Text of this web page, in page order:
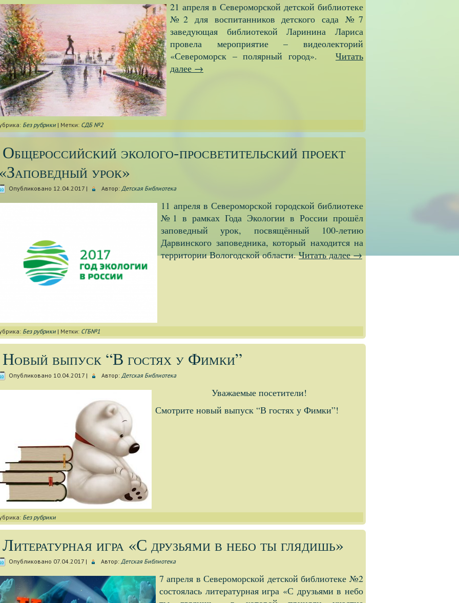
21 апреля в Североморской детской библиотеке
№2 для воспитанников детского сада №7
заведующая библиотекой Ларинина Лариса
провела мероприятие – видеолекторий
«Североморск – полярный город». Читать
далее →
Без рубрики | Метки: СДБ №2
Общероссийский эколого-просветительский проект
урок»
Опубликовано 12.04.2017 | Автор: Детская Библиотека
11 апреля в Североморской городской библиотеке
№1 в рамках Года Экологии в России прошёл
заповедный урок, посвящённый 100-летию
Дарвинского заповедника, который находится на
территории Вологодской области.Читать далее→
Без рубрики | Метки: СГБ№1
Новый выпуск “В гостях у Фимки”
Опубликовано 10.04.2017 | Автор: Детская Библиотека
Уважаемые посетители!
Смотрите новый выпуск “В гостях у Фимки”!
Без рубрики
Литературная игра «С друзьями в небо ты глядишь»
Опубликовано 07.04.2017 | Автор: Детская Библиотека
7 апреля в Североморской детской библиотеке №2
состоялась литературная игра «С друзьями в небо